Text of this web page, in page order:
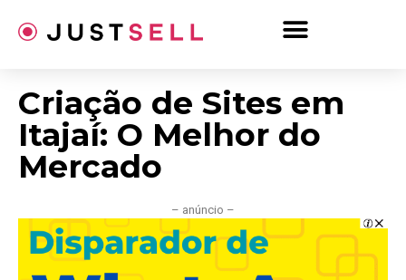
para
Criação de Sites em
Itajaí: O Melhor do
Mercado
– anúncio –